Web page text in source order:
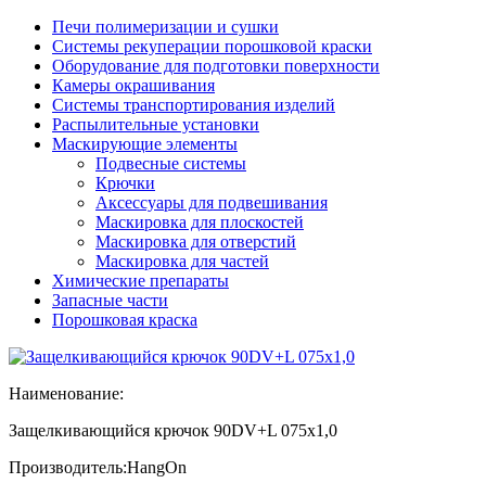
Печи полимеризации и сушки
Системы рекуперации порошковой краски
Оборудование для подготовки поверхности
Камеры окрашивания
Системы транспортирования изделий
Распылительные установки
Маскирующие элементы
Подвесные системы
Крючки
Аксессуары для подвешивания
Маскировка для плоскостей
Маскировка для отверстий
Маскировка для частей
Химические препараты
Запасные части
Порошковая краска
Наименование:
Защелкивающийся крючок 90DV+L 075x1,0
Производитель:HangOn